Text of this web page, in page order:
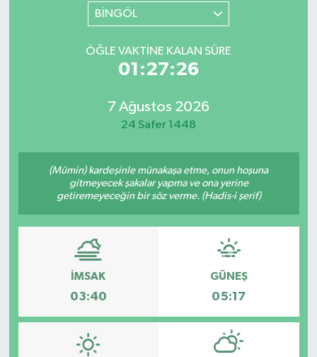
BİNGÖL
ÖĞLE VAKTİNE KALAN SÜRE
01:27:26
7 Ağustos 2026
24 Safer 1448
(Mümin) kardeşinle münakaşa etme, onun hoşuna
gitmeyecek şakalar yapma ve ona yerine
getiremeyeceğin bir söz verme. (Hadis-i şerif)
İMSAK
03:40
GÜNEŞ
05:17
EKONOMİ
ÇEVRE
RESMİ İLANLAR
KÜLTÜR
Trafik Durumu
Tüm Manşetler
Son Dakika Haberleri